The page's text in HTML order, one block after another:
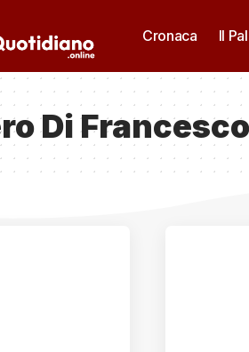
Cronaca Il
Di Francesco